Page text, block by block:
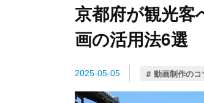
京都府が観光
画の活用法6選
2025-05-05 動画制作のコ